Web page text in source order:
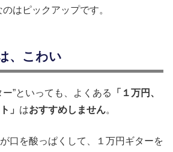
はピックアップです。
、こわい
”といっても、よくある
「１万円、
」 はおすすめしません。
口を酸っぱくして、１万円ギターを